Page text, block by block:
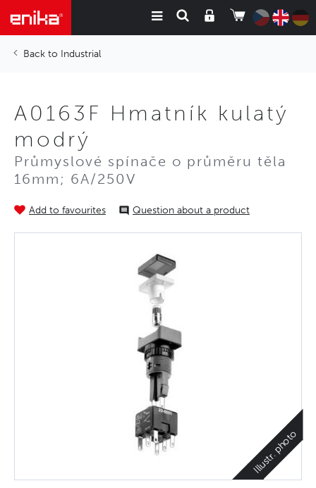
Industrial
A0163F Hmatník kulatý
modrý
Průmyslové spínače o průměru těla
16mm; 6A/250V
Add to favourites Question about a product
Illustr. photo